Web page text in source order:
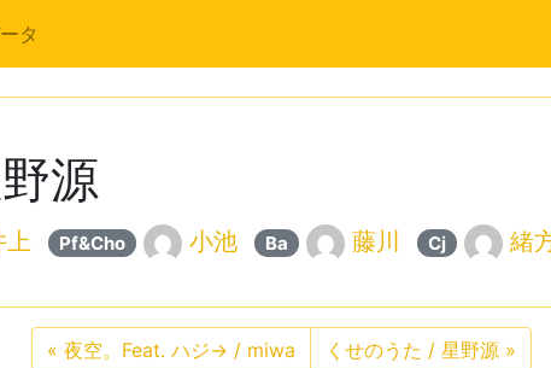
タ
源
上 Pf&Cho 小池 Ba 藤川 Cj 緒
« 夜空。Feat. ハジ→ / miwa くせのうた / 星野源 »